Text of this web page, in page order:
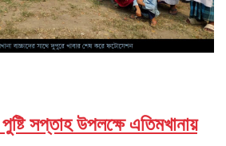
সপ্তাহ উপলক্ষে এতিমখানায়